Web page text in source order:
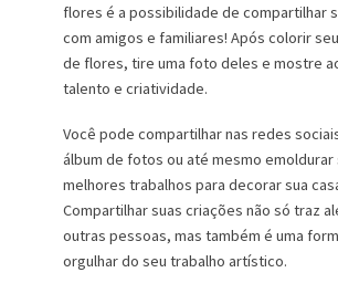
flores é a possibilidade de compartilhar
com amigos e familiares! Após colorir
de flores, tire uma foto deles e mostre
talento e criatividade.
Você pode compartilhar nas redes
álbum de fotos ou até mesmo emoldurar
melhores trabalhos para decorar sua
Compartilhar suas criações não só traz
outras pessoas, mas também é uma
orgulhar do seu trabalho artístico.